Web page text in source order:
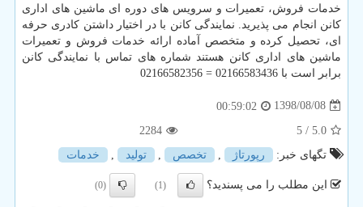
خدمات فروش، تعمیرات و سرویس های دوره ای ماشین های اداری
کانن انجام می پذیرید. نمایندگی کانن با در اختیار داشتن کادری حرفه
ای، تحصیل کرده و متخصص آماده ارائه خدمات فروش و تعمیرات
ماشین های اداری کانن هستند شماره های تماس با نمایندگی کانن
برابر است با 02166583436 =
1398/08/08
00:59:02
5.0
/ 5
2284
تگهای خبر:
رپورتاژ , تخصص , تولید , خدمات
این مطلب را می پسندید؟ (1)
(0)